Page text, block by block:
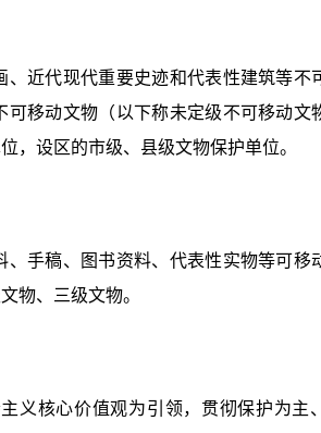
近代现代重要史迹和代表性建筑等不
移动文物（以下称未定级不可移动文
，设区的市级、县级文物保护单位。
手稿、图书资料、代表性实物等可移
物、三级文物。
义核心价值观为引领，贯彻保护为主